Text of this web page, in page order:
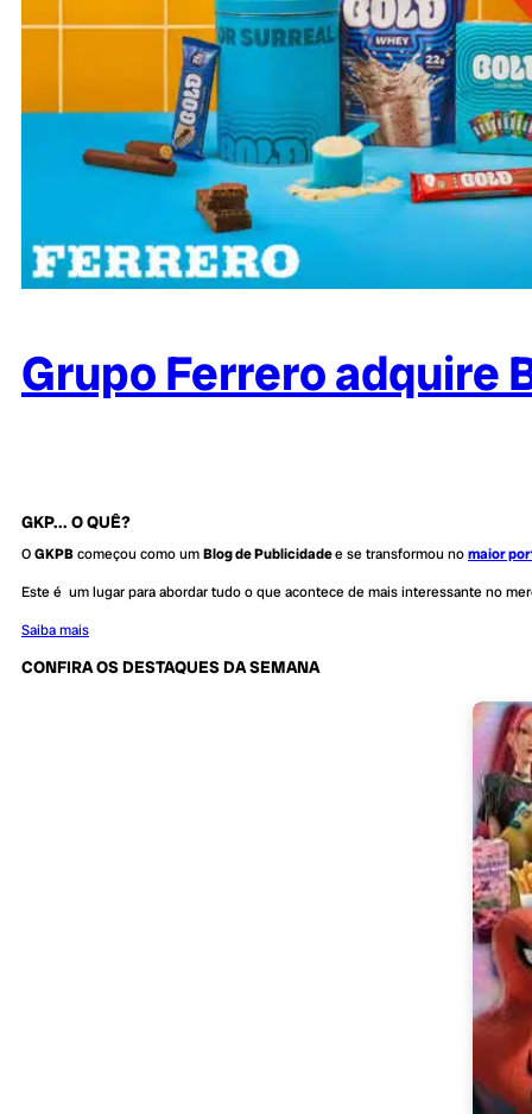
Grupo Ferrero adquire
GKP... O QUÊ?
OGKPBcomeçou como umBlog de Publicidadee se transformou nomaior
Este é um lugar para abordar tudo o que acontece de mais interessante no
Saiba mais
CONFIRA OS DESTAQUES DA SEMANA